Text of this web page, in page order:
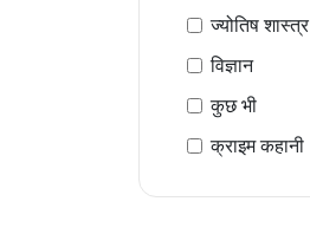
ज्योतिष शास्त्र
विज्ञान
कुछ भी
क्राइम कहानी